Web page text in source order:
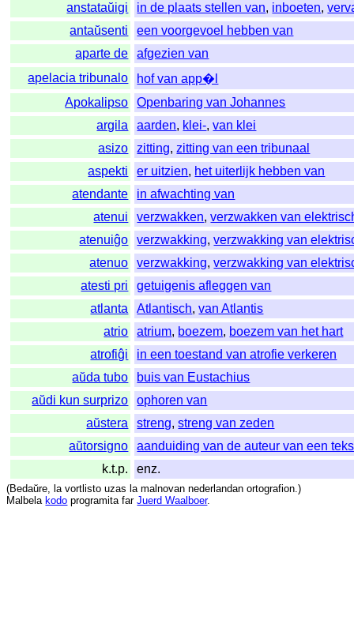
anstataŭigi
in de plaats stellen van, inboeten,
antaŭsenti
een voorgevoel hebben van
aparte de
afgezien van
apelacia tribunalo
hof van app�l
Apokalipso
Openbaring van Johannes
argila
aarden, klei-,van klei
asizo
zitting,zitting van een tribunaal
aspekti
er uitzien, het uiterlijk hebben van
atendante
in afwachting van
atenui
verzwakken,verzwakken van
atenuiĝo
verzwakking,verzwakking van
atenuo
verzwakking,verzwakking van
atesti pri
getuigenis afleggen van
atlanta
Atlantisch,van Atlantis
atrio
atrium, boezem, boezem van het hart
atrofiĝi
in een toestand van atrofie verkeren
aŭda tubo
buis van Eustachius
aŭdi kun surprizo
ophoren van
aŭstera
streng,streng van zeden
aŭtorsigno
aanduiding van de auteur van een
k.t.p.
enz.
(Bedaŭre, la vortlisto uzas la malnovan nederlandan ortografion.)
Malbela kodo programita far Juerd Waalboer.